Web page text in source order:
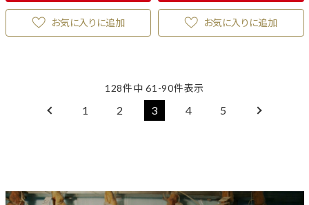
お気に入りに追加 お気に入りに追加
128件中 61 -90件表示
1 2 3 4 5